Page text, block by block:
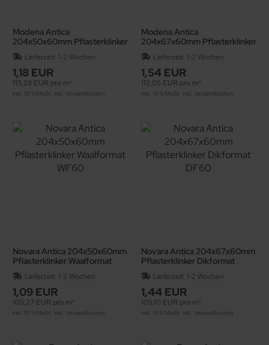
Modena Antica
204x50x60mm Pflasterklinker
Lieferzeit: 1-2 Wochen
1,18 EUR
113,28 EUR pro m²
inkl. 19 % MwSt. inkl. Versandkosten
Modena Antica
204x67x60mm Pflasterklinker
Lieferzeit: 1-2 Wochen
1,54 EUR
112,05 EUR pro m²
inkl. 19 % MwSt. inkl. Versandkosten
Novara Antica 204x50x60mm
Pflasterklinker Waalformat
WF60
Lieferzeit: 1-2 Wochen
1,09 EUR
105,27 EUR pro m²
inkl. 19 % MwSt. inkl. Versandkosten
Novara Antica 204x67x60mm
Pflasterklinker Dikformat
DF60
Lieferzeit: 1-2 Wochen
1,44 EUR
105,10 EUR pro m²
inkl. 19 % MwSt. inkl. Versandkosten